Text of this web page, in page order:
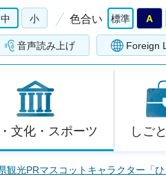
中 小 色合い 標準 A
音声読み上げ Foreign
文化・スポーツ しご
観光PRマスコットキャラクター「